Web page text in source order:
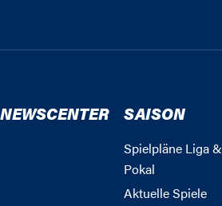
NEWSCENTER SAISON
Spielpläne Liga &
Pokal
Aktuelle Spiele